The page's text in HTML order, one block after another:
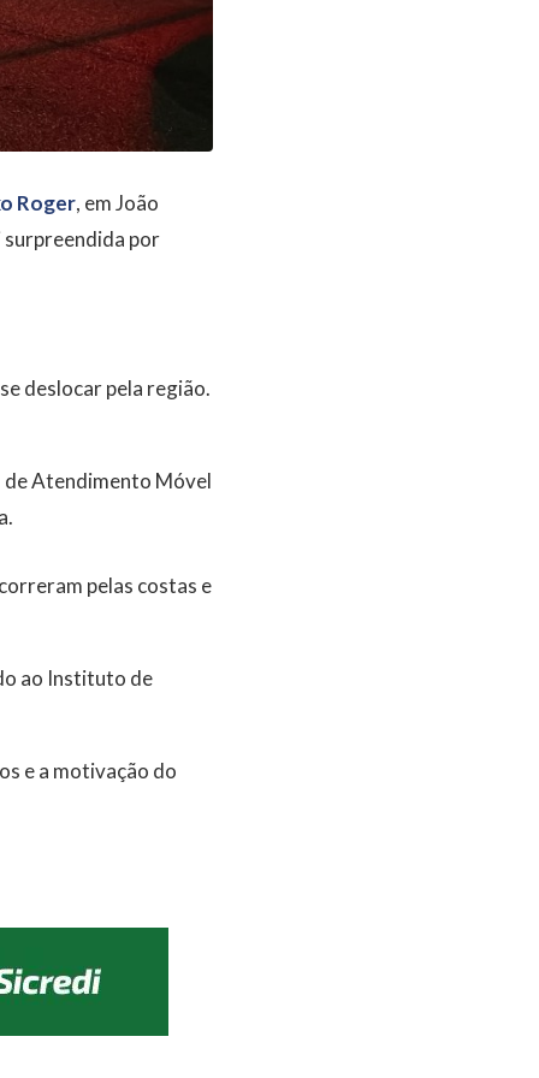
Roger, em João
surpreendida por
deslocar pela região.
de Atendimento Móvel
pelas costas e
ao Instituto de
e a motivação do